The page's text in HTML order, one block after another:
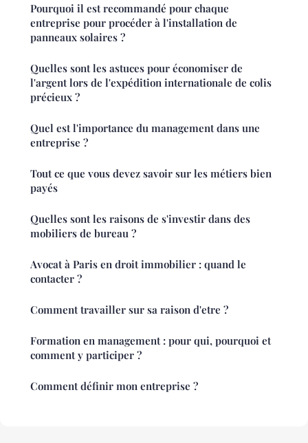
Pourquoi il est recommandé pour chaque
entreprise pour procéder à l'installation de
panneaux solaires ?
Quelles sont les astuces pour économiser de
l'argent lors de l'expédition internationale de colis
précieux ?
Quel est l'importance du management dans une
entreprise ?
Tout ce que vous devez savoir sur les métiers bien
payés
Quelles sont les raisons de s'investir dans des
mobiliers de bureau ?
Avocat à Paris en droit immobilier : quand le
contacter ?
Comment travailler sur sa raison d'etre ?
Formation en management : pour qui, pourquoi et
comment y participer ?
Comment définir mon entreprise ?